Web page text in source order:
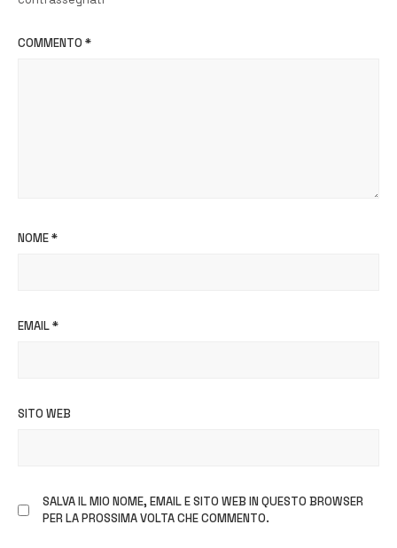
COMMENTO *
NOME*
EMAIL*
SITO WEB
SALVA IL MIO NOME, EMAIL E SITO WEB IN QUESTO BROWSER
PER LA PROSSIMA VOLTA CHE COMMENTO.